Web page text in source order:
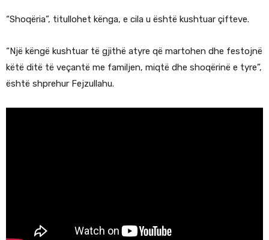
“Shoqëria”, titullohet kënga, e cila u është kushtuar çifteve.
“Një këngë kushtuar të gjithë atyre që martohen dhe festojnë
këtë ditë të veçantë me familjen, miqtë dhe shoqërinë e tyre”,
është shprehur Fejzullahu.